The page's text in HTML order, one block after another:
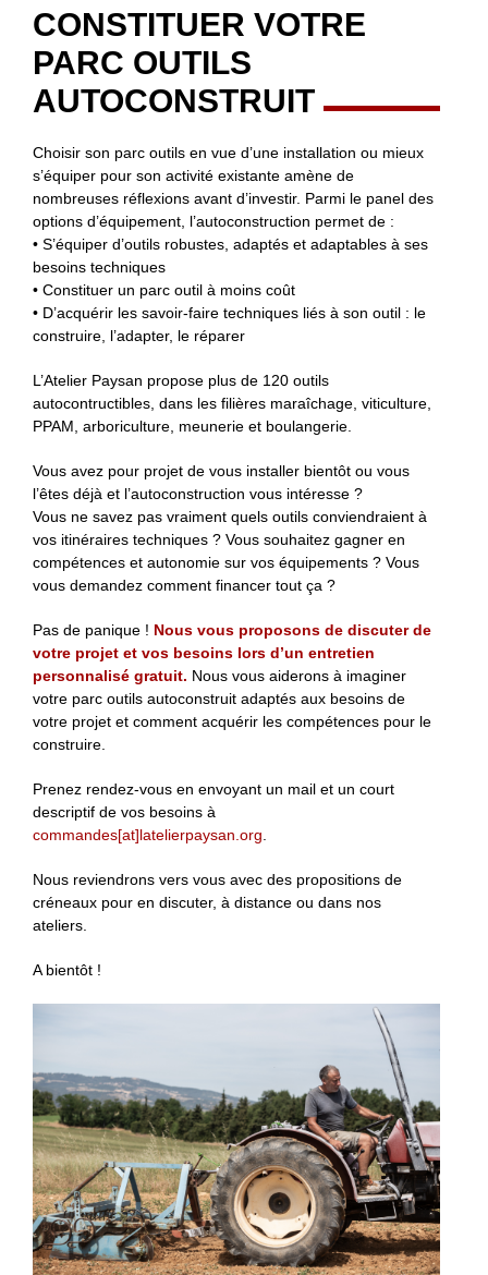
CONSTITUER VOTRE
PARC OUTILS
AUTOCONSTRUIT
Choisir son parc outils en vue d’une installation ou mieux
s’équiper pour son activité existante amène de
nombreuses réflexions avant d’investir. Parmi le panel des
options d’équipement, l’autoconstruction permet de :
• S’équiper d’outils robustes, adaptés et adaptables à ses
besoins techniques
• Constituer un parc outil à moins coût
• D’acquérir les savoir-faire techniques liés à son outil : le
construire, l’adapter, le réparer
L’Atelier Paysan propose plus de 120 outils
autocontructibles, dans les filières maraîchage, viticulture,
PPAM, arboriculture, meunerie et boulangerie.
Vous avez pour projet de vous installer bientôt ou vous
l’êtes déjà et l’autoconstruction vous intéresse ?
Vous ne savez pas vraiment quels outils conviendraient à
vos itinéraires techniques ? Vous souhaitez gagner en
compétences et autonomie sur vos équipements ? Vous
vous demandez comment financer tout ça ?
Pas de panique ! Nous vous proposons de discuter de
votre projet et vos besoins lors d’un entretien
personnalisé gratuit. Nous vous aiderons à imaginer
votre parc outils autoconstruit adaptés aux besoins de
votre projet et comment acquérir les compétences pour le
construire.
Prenez rendez-vous en envoyant un mail et un court
descriptif de vos besoins à
commandes[at]latelierpaysan.org
Nous reviendrons vers vous avec des propositions de
créneaux pour en discuter, à distance ou dans nos
ateliers.
A bientôt !